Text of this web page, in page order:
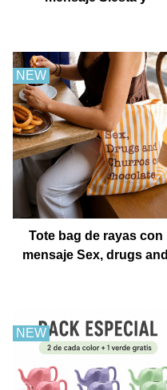
NEW
Tote bag de rayas con
mensaje Sex, drugs and
NEW